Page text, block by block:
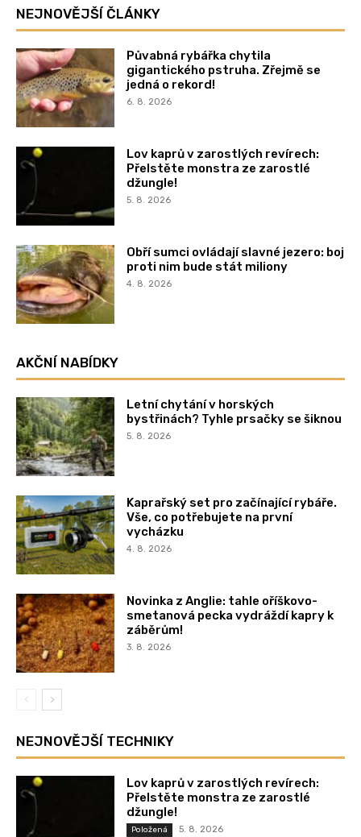
NEJNOVĚJŠÍ ČLÁNKY
Půvabná rybářka chytila
gigantického pstruha. Zřejmě se
jedná o rekord!
6. 8. 2026
Lov kaprů v zarostlých revírech:
Přelstěte monstra ze zarostlé
džungle!
5. 8. 2026
Obří sumci ovládají slavné jezero: boj
proti nim bude stát miliony
4. 8. 2026
AKČNÍ NABÍDKY
Letní chytání v horských
bystřinách? Tyhle prsačky se šiknou
5. 8. 2026
Kaprařský set pro začínající rybáře.
Vše, co potřebujete na první
vycházku
4. 8. 2026
Novinka z Anglie: tahle oříškovo-
smetanová pecka vydráždí kapry k
záběrům!
3. 8. 2026
NEJNOVĚJŠÍ TECHNIKY
Lov kaprů v zarostlých revírech:
Přelstěte monstra ze zarostlé
džungle!
Položená 5. 8. 2026